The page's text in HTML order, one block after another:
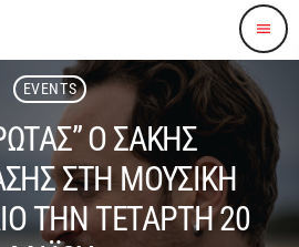
menu
EVENTS
Ο ΣΑΚΗΣ
ΣΤΗ ΜΟΥΣΙΚΗ
ΤΗΝ ΤΕΤΑΡΤΗ 20